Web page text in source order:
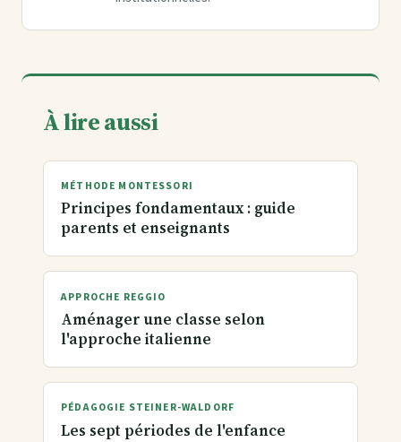
À lire aussi
MÉTHODE MONTESSORI
Principes fondamentaux : guide
parents et enseignants
APPROCHE REGGIO
Aménager une classe selon
l'approche italienne
PÉDAGOGIE STEINER-WALDORF
Les sept périodes de l'enfance